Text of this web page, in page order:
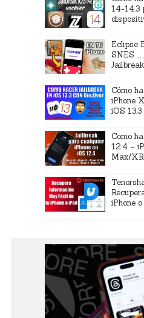
14-14.3
Eclipse
SNES
Jailbreak
Cómo
iPhone
iOS 13.3
Como
12.4 –
Max/
iPhone